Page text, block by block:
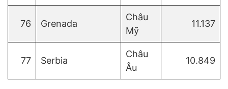
76 Grenada
Châu
Mỹ
11.137
77 Serbia
Châu
Âu
10.849